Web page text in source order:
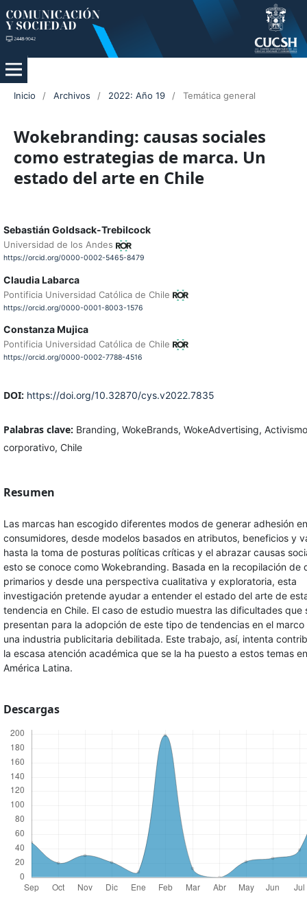
Inicio / Archivos / 2022: Año 19 / Temática general
Wokebranding: causas sociales
como estrategias de marca. Un
estado del arte en Chile
Sebastián Goldsack-Trebilcock
Universidad de los Andes
https://orcid.org/0000-0002-5465-8479
Claudia Labarca
Pontificia Universidad Católica de Chile
https://orcid.org/0000-0001-8003-1576
Constanza Mujica
Pontificia Universidad Católica de Chile
https://orcid.org/0000-0002-7788-4516
DOI: https://doi.org/10.32870/cys.v2022.7835
Palabras clave: Branding, WokeBrands, WokeAdvertising, Activismo
corporativo, Chile
Resumen
Las marcas han escogido diferentes modos de generar adhesión
consumidores, desde modelos basados en atributos, beneficios y
hasta la toma de posturas políticas críticas y el abrazar causas
esto se conoce como Wokebranding. Basada en la recopilación de
primarios y desde una perspectiva cualitativa y exploratoria, esta
investigación pretende ayudar a entender el estado del arte de
tendencia en Chile. El caso de estudio muestra las dificultades que
presentan para la adopción de este tipo de tendencias en el marco
una industria publicitaria debilitada. Este trabajo, así, intenta
la escasa atención académica que se la ha puesto a estos temas en
América Latina.
Descargas